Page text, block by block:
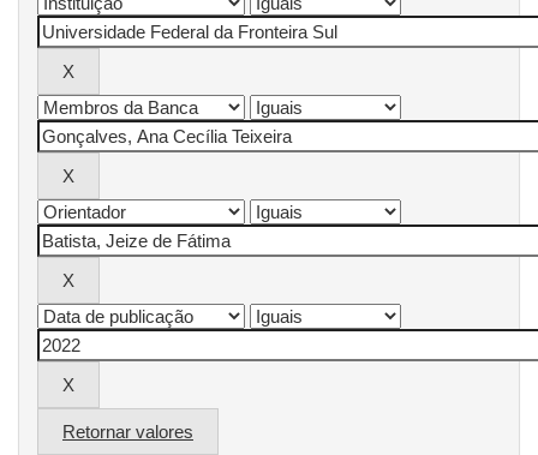
Retornar valores